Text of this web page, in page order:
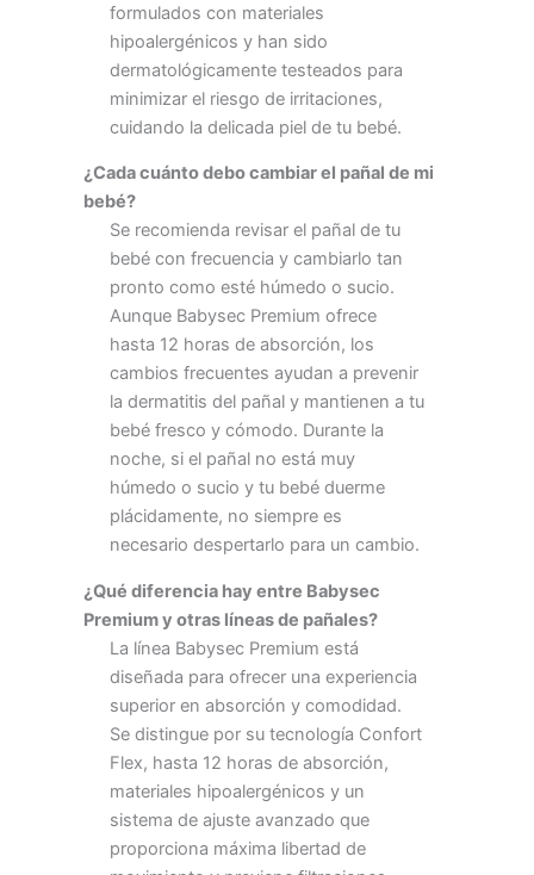
formulados con materiales
hipoalergénicos y han sido
dermatológicamente testeados para
minimizar el riesgo de irritaciones,
cuidando la delicada piel de tu bebé.
¿Cada cuánto debo cambiar el pañal de mi
bebé?
Se recomienda revisar el pañal de tu
bebé con frecuencia y cambiarlo tan
pronto como esté húmedo o sucio.
Aunque Babysec Premium ofrece
hasta 12 horas de absorción, los
cambios frecuentes ayudan a prevenir
la dermatitis del pañal y mantienen a tu
bebé fresco y cómodo. Durante la
noche, si el pañal no está muy
húmedo o sucio y tu bebé duerme
plácidamente, no siempre es
necesario despertarlo para un cambio.
¿Qué diferencia hay entre Babysec
Premium y otras líneas de pañales?
La línea Babysec Premium está
diseñada para ofrecer una experiencia
superior en absorción y comodidad.
Se distingue por su tecnología Confort
Flex, hasta 12 horas de absorción,
materiales hipoalergénicos y un
sistema de ajuste avanzado que
proporciona máxima libertad de